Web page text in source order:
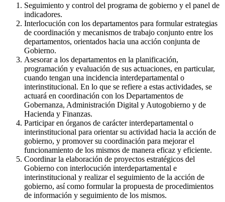
Seguimiento y control del programa de gobierno y el panel de
indicadores.
Interlocución con los departamentos para formular estrategias
de coordinación y mecanismos de trabajo conjunto entre los
departamentos, orientados hacia una acción conjunta de
Gobierno.
Asesorar a los departamentos en la planificación,
programación y evaluación de sus actuaciones, en particular,
cuando tengan una incidencia interdepartamental o
interinstitucional. En lo que se refiere a estas actividades, se
actuará en coordinación con los Departamentos de
Gobernanza, Administración Digital y Autogobierno y de
Hacienda y Finanzas.
Participar en órganos de carácter interdepartamental o
interinstitucional para orientar su actividad hacia la acción de
gobierno, y promover su coordinación para mejorar el
funcionamiento de los mismos de manera eficaz y eficiente.
Coordinar la elaboración de proyectos estratégicos del
Gobierno con interlocución interdepartamental e
interinstitucional y realizar el seguimiento de la acción de
gobierno, así como formular la propuesta de procedimientos
de información y seguimiento de los mismos.